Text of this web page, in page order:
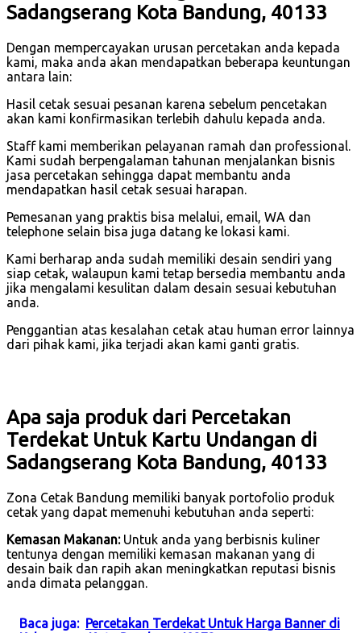
Sadangserang Kota Bandung, 40133
Dengan mempercayakan urusan percetakan anda kepada
kami, maka anda akan mendapatkan beberapa keuntungan
antara lain:
Hasil cetak sesuai pesanan karena sebelum pencetakan
akan kami konfirmasikan terlebih dahulu kepada anda.
Staff kami memberikan pelayanan ramah dan professional.
Kami sudah berpengalaman tahunan menjalankan bisnis
jasa percetakan sehingga dapat membantu anda
mendapatkan hasil cetak sesuai harapan.
Pemesanan yang praktis bisa melalui, email, WA dan
telephone selain bisa juga datang ke lokasi kami.
Kami berharap anda sudah memiliki desain sendiri yang
siap cetak, walaupun kami tetap bersedia membantu anda
jika mengalami kesulitan dalam desain sesuai kebutuhan
anda.
Penggantian atas kesalahan cetak atau human error lainnya
dari pihak kami, jika terjadi akan kami ganti gratis.
Apa saja produk dari Percetakan
Terdekat Untuk Kartu Undangan di
Sadangserang Kota Bandung, 40133
Zona Cetak Bandung memiliki banyak portofolio produk
cetak yang dapat memenuhi kebutuhan anda seperti:
Kemasan Makanan:Untuk anda yang berbisnis kuliner
tentunya dengan memiliki kemasan makanan yang di
desain baik dan rapih akan meningkatkan reputasi bisnis
anda dimata pelanggan.
Baca juga: Percetakan Terdekat Untuk Harga Banner di